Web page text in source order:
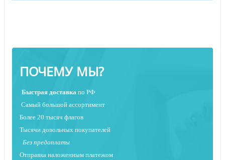
ПОЧЕМУ МЫ?
Быстрая доставка по РФ
Самый большой ассортимент
Более 20 тысяч флагов
Тысячи довольных покупателей
Без предоплаты
Отправка наложенным платежом